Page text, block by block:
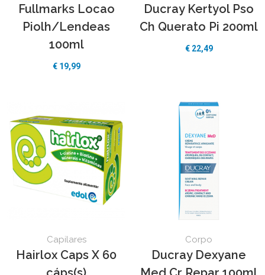
Fullmarks Locao
Piolh/Lendeas
100ml
€ 19,99
Ducray Kertyol Pso
Ch Querato Pi 200ml
€ 22,49
Capilares
Hairlox Caps X 60
Corpo
Ducray Dexyane